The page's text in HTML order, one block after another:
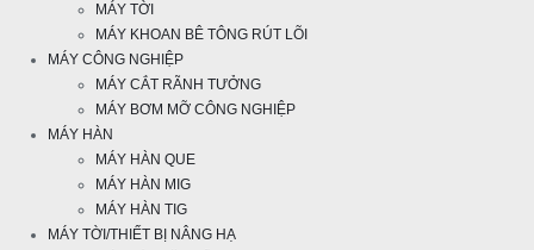
MÁY TỜI
MÁY KHOAN BÊ TÔNG RÚT LÕI
MÁY CÔNG NGHIỆP
MÁY CẮT RÃNH TƯỞNG
MÁY BƠM MỠ CÔNG NGHIỆP
MÁY HÀN
MÁY HÀN QUE
MÁY HÀN MIG
MÁY HÀN TIG
MÁY TỜI/THIẾT BỊ NÂNG HẠ